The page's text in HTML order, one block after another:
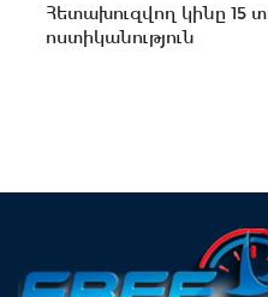
Հետախուզվող կինը 15
ոստիկանություն